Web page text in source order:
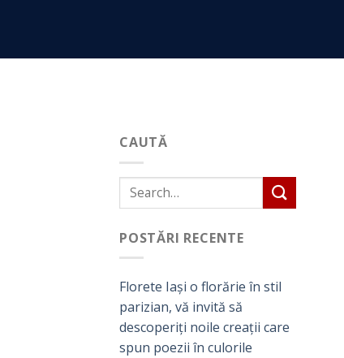
CAUTĂ
POSTĂRI RECENTE
Florete Iași o florărie în stil
parizian, vă invită să
descoperiți noile creații care
spun poezii în culorile